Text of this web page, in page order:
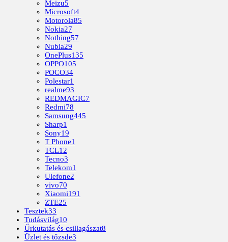
Meizu5
Microsoft4
Motorola85
Nokia27
Nothing57
Nubia29
OnePlus135
OPPO105
POCO34
Polestar1
realme93
REDMAGIC7
Redmi78
Samsung445
Sharp1
Sony19
T Phone1
TCL12
Tecno3
Telekom1
Ulefone2
vivo70
Xiaomi191
ZTE25
Tesztek33
Tudásvilág10
Űrkutatás és csillagászat8
Üzlet és tőzsde3